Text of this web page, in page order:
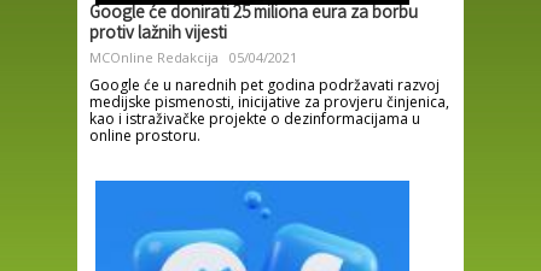
Google će donirati 25 miliona eura za borbu
protiv lažnih vijesti
MCOnline Redakcija 05/04/2021
Google će u narednih pet godina podržavati razvoj
medijske pismenosti, inicijative za provjeru činjenica,
kao i istraživačke projekte o dezinformacijama u
online prostoru.